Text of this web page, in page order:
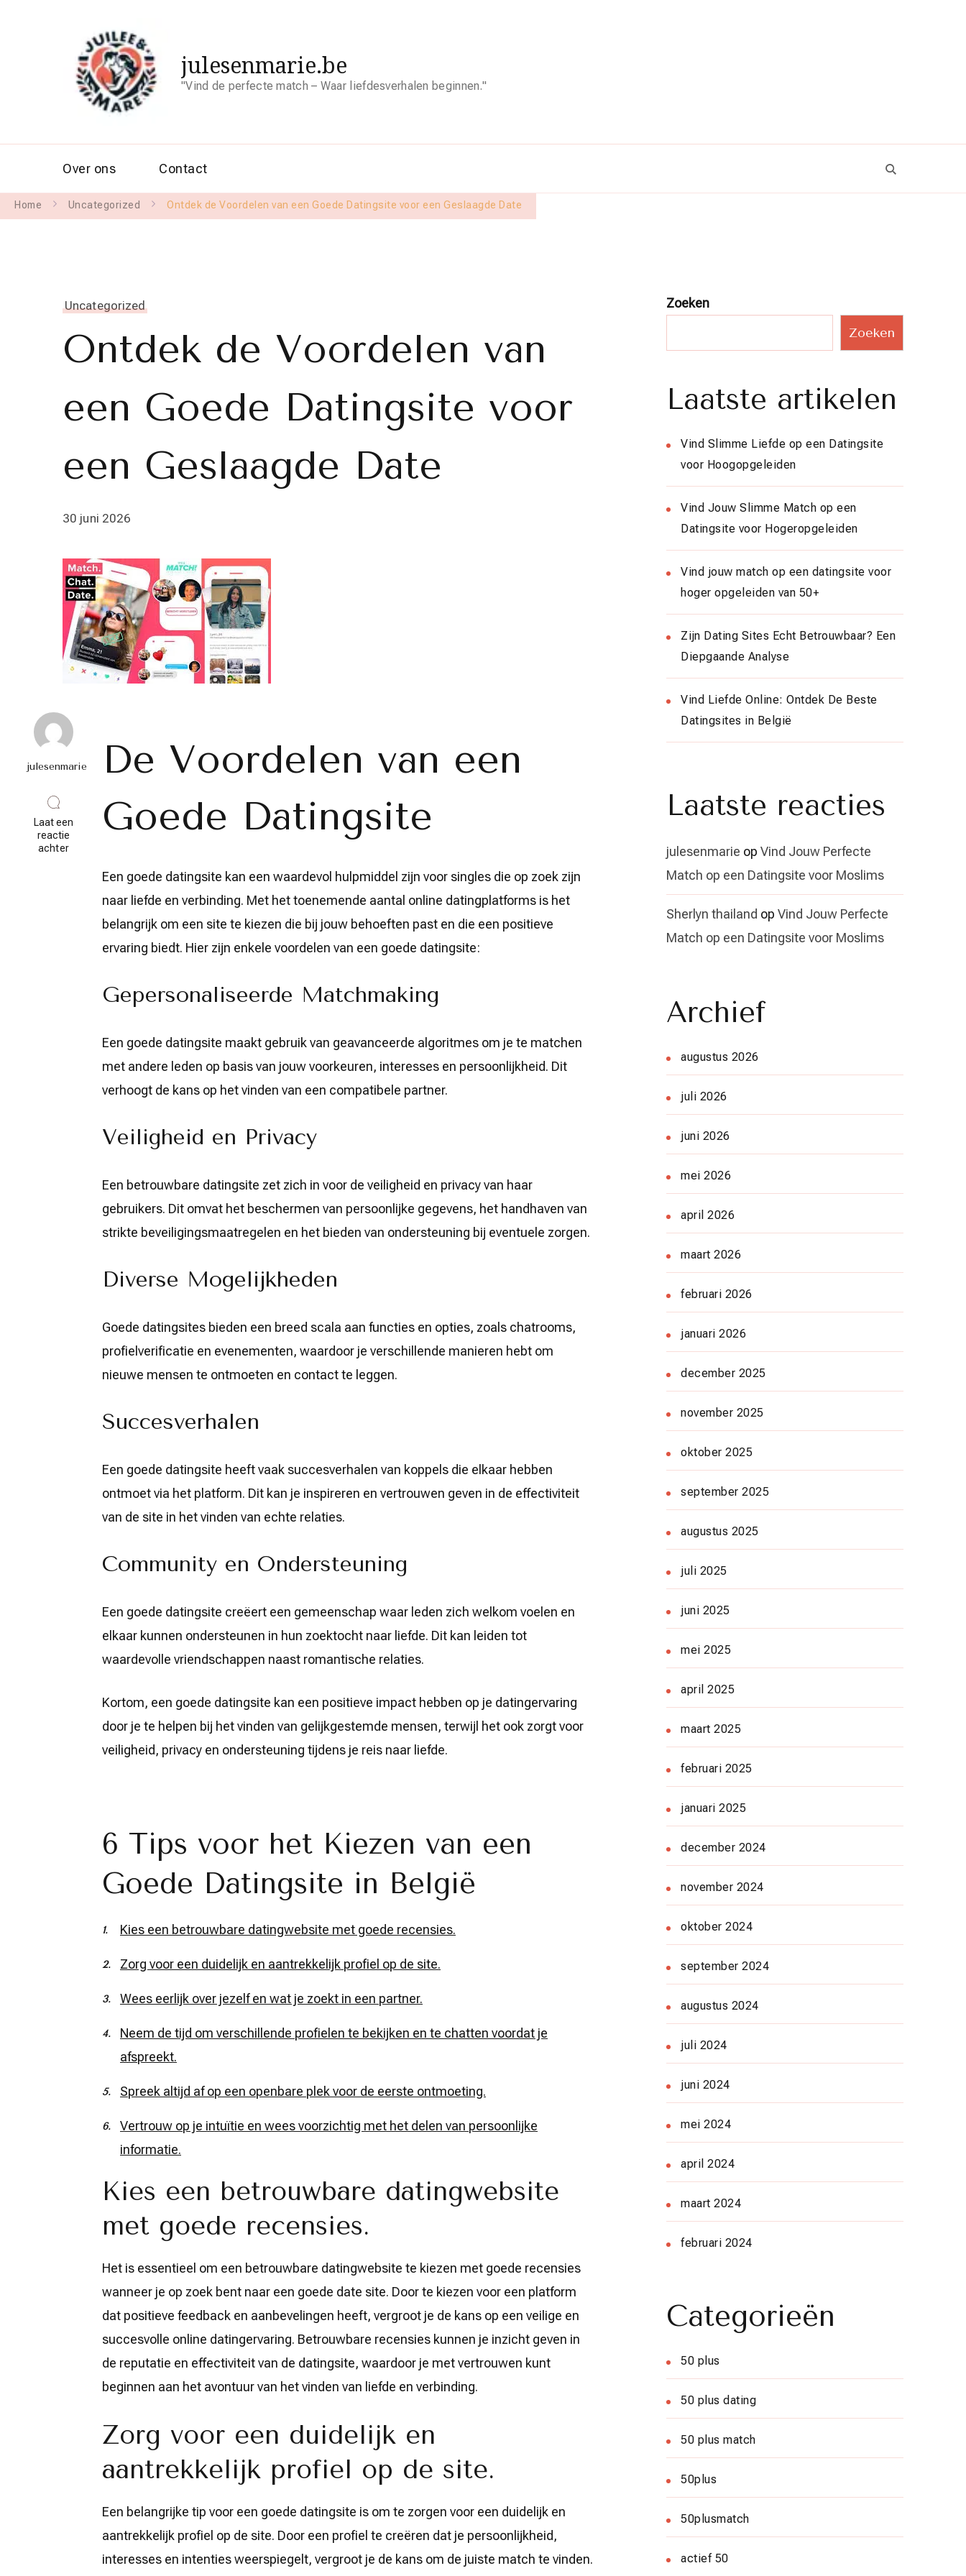
julesenmarie.be
"Vind de perfecte match – Waar liefdesverhalen beginnen."
Over ons Contact
Home Uncategorized Ontdek de Voordelen van een Goede Datingsite voor een Geslaagde Date
Uncategorized
Ontdek de Voordelen van
een Goede Datingsite voor
een Geslaagde Date
30 juni 2026
julesenmarie
Laat een
reactie
achterop
De Voordelen van een
Goede Datingsite
Een goede datingsite kan een waardevol hulpmiddel zijn voor singles die op zoek zijn
naar liefde en verbinding. Met het toenemende aantal online datingplatforms is het
belangrijk om een site te kiezen die bij jouw behoeften past en die een positieve
ervaring biedt. Hier zijn enkele voordelen van een goede datingsite:
Gepersonaliseerde Matchmaking
Een goede datingsite maakt gebruik van geavanceerde algoritmes om je te matchen
met andere leden op basis van jouw voorkeuren, interesses en persoonlijkheid. Dit
verhoogt de kans op het vinden van een compatibele partner.
Veiligheid en Privacy
Een betrouwbare datingsite zet zich in voor de veiligheid en privacy van haar
gebruikers. Dit omvat het beschermen van persoonlijke gegevens, het handhaven van
strikte beveiligingsmaatregelen en het bieden van ondersteuning bij eventuele zorgen.
Diverse Mogelijkheden
Goede datingsites bieden een breed scala aan functies en opties, zoals chatrooms,
profielverificatie en evenementen, waardoor je verschillende manieren hebt om
nieuwe mensen te ontmoeten en contact te leggen.
Succesverhalen
Een goede datingsite heeft vaak succesverhalen van koppels die elkaar hebben
ontmoet via het platform. Dit kan je inspireren en vertrouwen geven in de effectiviteit
van de site in het vinden van echte relaties.
Community en Ondersteuning
Een goede datingsite creëert een gemeenschap waar leden zich welkom voelen en
elkaar kunnen ondersteunen in hun zoektocht naar liefde. Dit kan leiden tot
waardevolle vriendschappen naast romantische relaties.
Kortom, een goede datingsite kan een positieve impact hebben op je datingervaring
door je te helpen bij het vinden van gelijkgestemde mensen, terwijl het ook zorgt voor
veiligheid, privacy en ondersteuning tijdens je reis naar liefde.
6 Tips voor het Kiezen van een
Goede Datingsite in België
Kies een betrouwbare datingwebsite met goede recensies.
Zorg voor een duidelijk en aantrekkelijk profiel op de site.
Wees eerlijk over jezelf en wat je zoekt in een partner.
Neem de tijd om verschillende profielen te bekijken en te chatten voordat je
afspreekt.
Spreek altijd af op een openbare plek voor de eerste ontmoeting.
Vertrouw op je intuïtie en wees voorzichtig met het delen van persoonlijke
informatie.
Kies een betrouwbare datingwebsite
met goede recensies.
Het is essentieel om een betrouwbare datingwebsite te kiezen met goede recensies
wanneer je op zoek bent naar een goede date site. Door te kiezen voor een platform
dat positieve feedback en aanbevelingen heeft, vergroot je de kans op een veilige en
succesvolle online datingervaring. Betrouwbare recensies kunnen je inzicht geven in
de reputatie en effectiviteit van de datingsite, waardoor je met vertrouwen kunt
beginnen aan het avontuur van het vinden van liefde en verbinding.
Zorg voor een duidelijk en
aantrekkelijk profiel op de site.
Een belangrijke tip voor een goede datingsite is om te zorgen voor een duidelijk en
aantrekkelijk profiel op de site. Door een profiel te creëren dat je persoonlijkheid,
interesses en intenties weerspiegelt, vergroot je de kans om de juiste match te vinden.
Zoeken
Zoeken
Laatste artikelen
Vind Slimme Liefde op een Datingsite
voor Hoogopgeleiden
Vind Jouw Slimme Match op een
Datingsite voor Hogeropgeleiden
Vind jouw match op een datingsite voor
hoger opgeleiden van 50+
Zijn Dating Sites Echt Betrouwbaar? Een
Diepgaande Analyse
Vind Liefde Online: Ontdek De Beste
Datingsites in België
Laatste reacties
julesenmarie op Vind Jouw Perfecte
Match op een Datingsite voor Moslims
Sherlyn thailand op Vind Jouw Perfecte
Match op een Datingsite voor Moslims
Archief
augustus 2026
juli 2026
juni 2026
mei 2026
april 2026
maart 2026
februari 2026
januari 2026
december 2025
november 2025
oktober 2025
september 2025
augustus 2025
juli 2025
juni 2025
mei 2025
april 2025
maart 2025
februari 2025
januari 2025
december 2024
november 2024
oktober 2024
september 2024
augustus 2024
juli 2024
juni 2024
mei 2024
april 2024
maart 2024
februari 2024
Categorieën
50 plus
50 plus dating
50 plus match
50plus
50plusmatch
actief 50